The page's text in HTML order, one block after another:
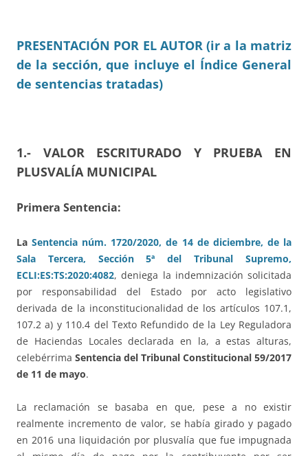
PRESENTACIÓN POR EL AUTOR (ir a la matriz
de la sección, que incluye el Índice General
de sentencias tratadas)
1.- VALOR ESCRITURADO Y PRUEBA EN
PLUSVALÍA MUNICIPAL
Primera Sentencia:
LaSentencia núm. 1720/2020, de 14 de diciembre, de la
Sala Tercera, Sección 5ª del Tribunal Supremo,
ECLI:ES:TS:2020:4082, deniega la indemnización solicitada
por responsabilidad del Estado por acto legislativo
derivada de la inconstitucionalidad de los artículos 107.1,
107.2 a) y 110.4 del Texto Refundido de la Ley Reguladora
de Haciendas Locales declarada en la, a estas alturas,
celebérrima Sentencia del Tribunal Constitucional 59/2017
de 11 de mayo.
La reclamación se basaba en que, pese a no existir
realmente incremento de valor, se había girado y pagado
en 2016 una liquidación por plusvalía que fue impugnada